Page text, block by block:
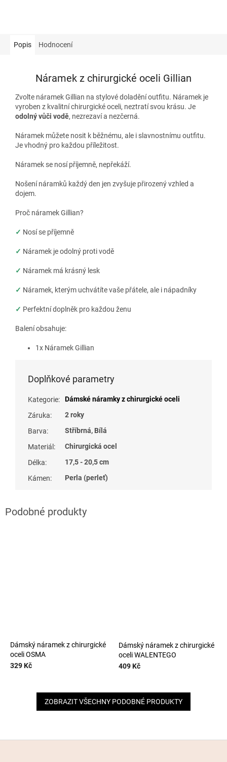
Popis Hodnocení
Náramek z chirurgické oceli Gillian
Zvolte náramek Gillian na stylové doladění outfitu. Náramek je
vyroben z kvalitní chirurgické oceli, neztratí svou krásu. Je
odolný vůči vodě, nezrezaví a nezčerná.
Náramek můžete nosit k běžnému, ale i slavnostnímu outfitu.
Je vhodný pro každou příležitost.
Náramek se nosí příjemně, nepřekáží.
Nošení náramků každý den jen zvyšuje přirozený vzhled a
dojem.
Proč náramek Gillian?
✓ Nosí se příjemně
✓ Náramek je odolný proti vodě
✓ Náramek má krásný lesk
✓ Náramek, kterým uchvátíte vaše přátele, ale i nápadníky
✓ Perfektní doplněk pro každou ženu
Balení obsahuje:
1x Náramek Gillian
Doplňkové parametry
Kategorie:
Dámské náramky z chirurgické oceli
Záruka:
2 roky
Barva:
Stříbrná, Bílá
Materiál :
Chirurgická ocel
Délka:
17,5 - 20,5 cm
Kámen: Perla (perleť)
Dámský náramek z chirurgické
oceli OSMA
329 Kč
Dámský náramek z chirurgické
oceli WALENTEGO
409 Kč
ZOBRAZIT VŠECHNY PODOBNÉ PRODUKTY